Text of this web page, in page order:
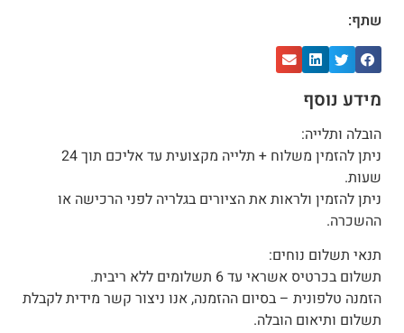
שתף:
מידע נוסף
הובלה ותלייה:
ניתן להזמין משלוח + תלייה מקצועית עד אליכם תוך 24
שעות.
ניתן להזמין ולראות את הציורים בגלריה לפני הרכישה או
ההשכרה.
תנאי תשלום נוחים:
תשלום בכרטיס אשראי עד 6 תשלומים ללא ריבית.
הזמנה טלפונית – בסיום ההזמנה, אנו ניצור קשר מידית לקבלת
תשלום ותיאום הובלה.